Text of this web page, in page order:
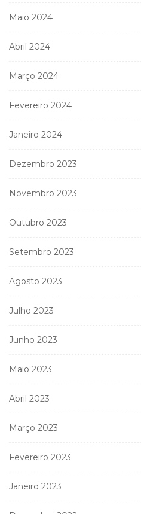
Maio 2024
Abril 2024
Março 2024
Fevereiro 2024
Janeiro 2024
Dezembro 2023
Novembro 2023
Outubro 2023
Setembro 2023
Agosto 2023
Julho 2023
Junho 2023
Maio 2023
Abril 2023
Março 2023
Fevereiro 2023
Janeiro 2023